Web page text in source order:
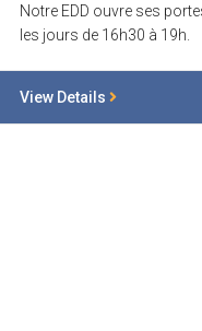
Notre EDD ouvre ses
les jours de 16h30 à 19h.
View Details